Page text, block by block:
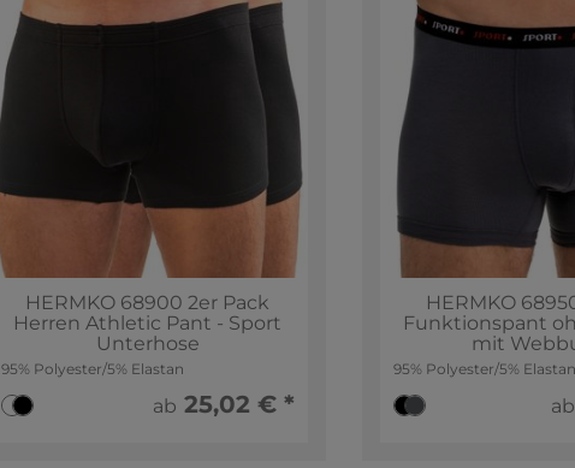
HERMKO 68900 2er Pack
Herren Athletic Pant - Sport
Unterhose
95% Polyester/5% Elastan
ab 25,02 € *
HERMKO
Funktionspant
mit
95% Polyester/5% Elastan
ab